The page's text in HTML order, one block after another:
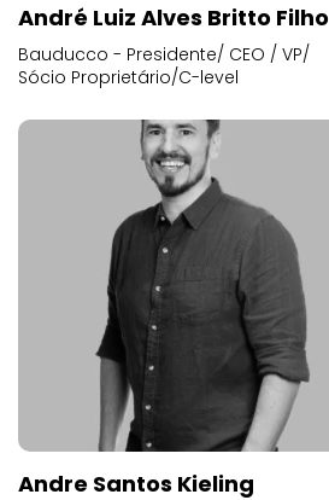
André Luiz Alves Britto Filho
Bauducco - Presidente/ CEO / VP/
Sócio Proprietário/C-level
Andre Santos Kieling